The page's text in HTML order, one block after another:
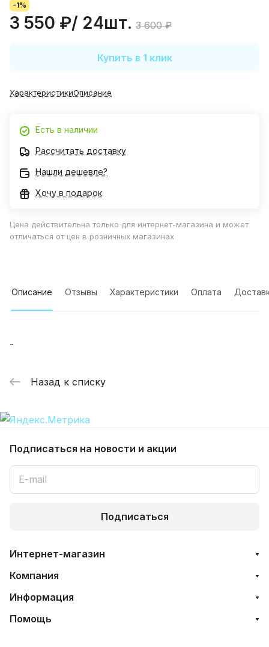
-1%
3 550 ₽/ 24шт. 3 600 ₽
Купить в 1 клик
ХарактеристикиОписание
Есть в наличии
Рассчитать доставку
Нашли дешевле?
Хочу в подарок
Цена действительна только для интернет-магазина и может
отличаться от цен в розничных магазинах
Описание Отзывы Характеристики Оплата
-
Назад к списку
Подписаться на новости и акции
Подписаться
Интернет-магазин
Компания
Информация
Помощь